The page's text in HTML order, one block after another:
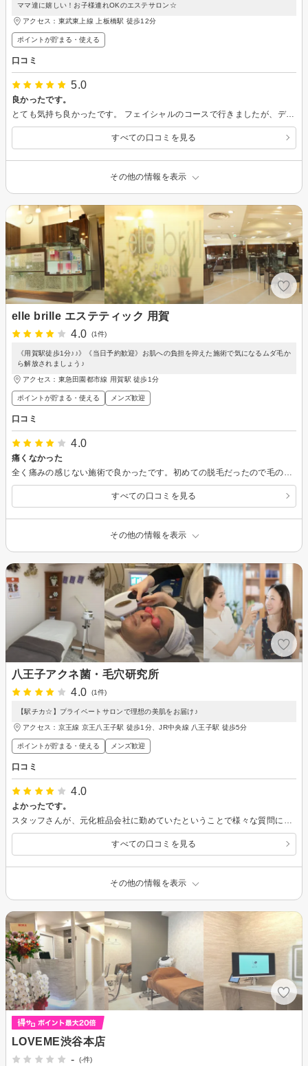
ママ達に嬉しい！お子様連れOKのエステサロン☆
アクセス：東武東上線 上板橋駅 徒歩12分
ポイントが貯まる・使える
口コミ
5.0
良かったです。
とても気持ち良かったです。 フェイシャルのコースで行きましたが、デコルテ辺りのマッサージまで付いてきたのが、尚嬉しかったです。 また伺いたいと思います。
すべての口コミを見る
その他の情報を表示
elle brille エステティック 用賀
4.0
(1件)
《用賀駅徒歩1分♪♪》《当日予約歓迎》お肌への負担を抑えた施術で気になるムダ毛か
ら解放されましょう♪
アクセス：東急田園都市線 用賀駅 徒歩1分
ポイントが貯まる・使える メンズ歓迎
口コミ
4.0
痛くなかった
すべての口コミを見る
その他の情報を表示
八王子アクネ菌・毛穴研究所
4.0
(1件)
【駅チカ☆】プライベートサロンで理想の美肌をお届け♪
アクセス：京王線 京王八王子駅 徒歩1分、JR中央線 八王子駅 徒歩5分
ポイントが貯まる・使える メンズ歓迎
口コミ
4.0
よかったです。
すべての口コミを見る
その他の情報を表示
LOVEME渋谷本店
-
(-件)